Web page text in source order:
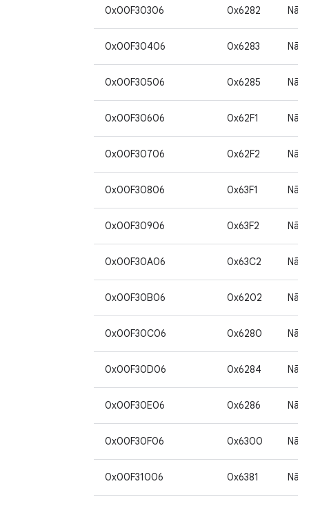
0x00F30306 0x6282 Não
0x00F30406 0x6283 Não
0x00F30506 0x6285 Não
0x00F30606 0x62F1 Não
0x00F30706 0x62F2 Não
0x00F30806 0x63F1 Não
0x00F30906 0x63F2 Não
0x00F30A06 0x63C2 Não
0x00F30B06 0x6202 Não
0x00F30C06 0x6280 Não
0x00F30D06 0x6284 Não
0x00F30E06 0x6286 Não
0x00F30F06 0x6300 Não
0x00F31006 0x6381 Não